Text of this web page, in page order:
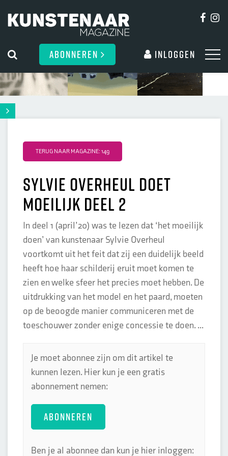
ABONNEREN Inloggen
TERUG NAAR MAGAZINE: 149
Sylvie Overheul doet
moeilijk deel 2
In deel 1 (april’20) was te lezen dat ‘het moeilijk
doen’ van kunstenaar Sylvie Overheul
voortkomt uit het feit dat zij een duidelijk beeld
heeft hoe haar schilderij eruit moet komen te
zien en welke sfeer het precies moet hebben. De
uitdrukking van het model en het paard, moeten
op de beoogde manier communiceren met de
toeschouwer zonder enige concessie te doen. ...
Je moet abonnee zijn om dit artikel te
kunnen lezen. Hier kun je een gratis
abonnement nemen:
ABONNEREN
Ben je al abonnee dan kun je hier inloggen: